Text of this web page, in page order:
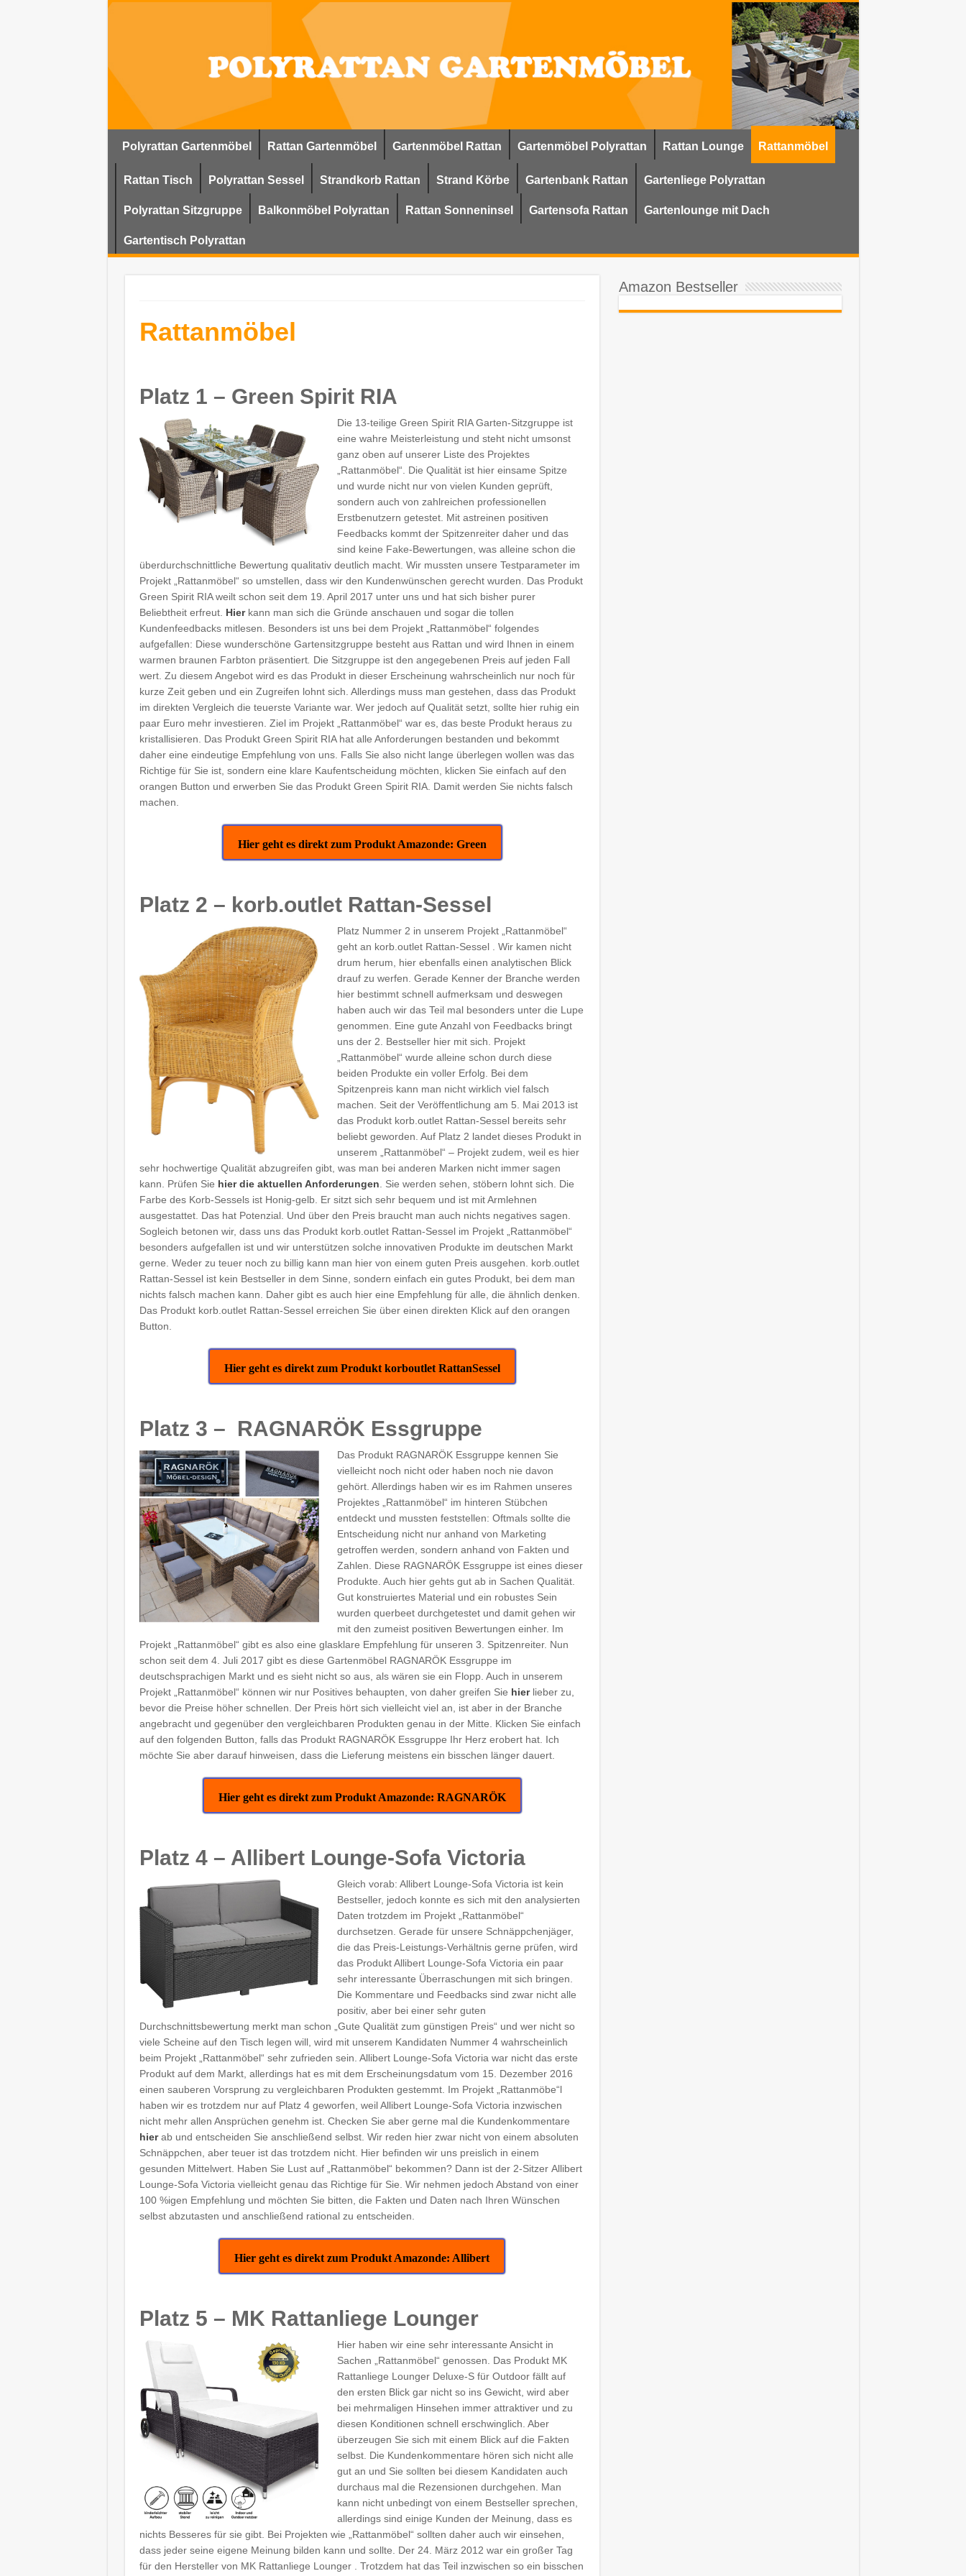
Polyrattan Gartenmöbel Rattan Gartenmöbel Gartenmöbel Rattan Gartenmöbel Polyrattan Rattan Lounge Rattanmöbel
Rattan Tisch Polyrattan Sessel Strandkorb Rattan Strand Körbe Gartenbank Rattan Gartenliege Polyrattan
Polyrattan Sitzgruppe Balkonmöbel Polyrattan Rattan Sonneninsel Gartensofa Rattan Gartenlounge mit Dach
Gartentisch Polyrattan
Rattanmöbel
Platz 1 – Green Spirit RIA
Die 13-teilige Green Spirit RIA Garten-Sitzgruppe ist
eine wahre Meisterleistung und steht nicht umsonst
ganz oben auf unserer Liste des Projektes
„Rattanmöbel“. Die Qualität ist hier einsame Spitze
und wurde nicht nur von vielen Kunden geprüft,
sondern auch von zahlreichen professionellen
Erstbenutzern getestet. Mit astreinen positiven
Feedbacks kommt der Spitzenreiter daher und das
sind keine Fake-Bewertungen, was alleine schon die
überdurchschnittliche Bewertung qualitativ deutlich macht. Wir mussten unsere Testparameter im
Projekt „Rattanmöbel“ so umstellen, dass wir den Kundenwünschen gerecht wurden. Das Produkt
Green Spirit RIA weilt schon seit dem 19. April 2017 unter uns und hat sich bisher purer
Beliebtheit erfreut. Hierkann man sich die Gründe anschauen und sogar die tollen
Kundenfeedbacks mitlesen. Besonders ist uns bei dem Projekt „Rattanmöbel“ folgendes
aufgefallen: Diese wunderschöne Gartensitzgruppe besteht aus Rattan und wird Ihnen in einem
warmen braunen Farbton präsentiert. Die Sitzgruppe ist den angegebenen Preis auf jeden Fall
wert. Zu diesem Angebot wird es das Produkt in dieser Erscheinung wahrscheinlich nur noch für
kurze Zeit geben und ein Zugreifen lohnt sich. Allerdings muss man gestehen, dass das Produkt
im direkten Vergleich die teuerste Variante war. Wer jedoch auf Qualität setzt, sollte hier ruhig ein
paar Euro mehr investieren. Ziel im Projekt „Rattanmöbel“ war es, das beste Produkt heraus zu
kristallisieren. Das Produkt Green Spirit RIA hat alle Anforderungen bestanden und bekommt
daher eine eindeutige Empfehlung von uns. Falls Sie also nicht lange überlegen wollen was das
Richtige für Sie ist, sondern eine klare Kaufentscheidung möchten, klicken Sie einfach auf den
orangen Button und erwerben Sie das Produkt Green Spirit RIA. Damit werden Sie nichts falsch
machen.
Hier geht es direkt zum Produkt Amazonde: Green
Platz 2 – korb.outlet Rattan-Sessel
Platz Nummer 2 in unserem Projekt „Rattanmöbel“
geht an korb.outlet Rattan-Sessel . Wir kamen nicht
drum herum, hier ebenfalls einen analytischen Blick
drauf zu werfen. Gerade Kenner der Branche werden
hier bestimmt schnell aufmerksam und deswegen
haben auch wir das Teil mal besonders unter die Lupe
genommen. Eine gute Anzahl von Feedbacks bringt
uns der 2. Bestseller hier mit sich. Projekt
„Rattanmöbel“ wurde alleine schon durch diese
beiden Produkte ein voller Erfolg. Bei dem
Spitzenpreis kann man nicht wirklich viel falsch
machen. Seit der Veröffentlichung am 5. Mai 2013 ist
das Produkt korb.outlet Rattan-Sessel bereits sehr
beliebt geworden. Auf Platz 2 landet dieses Produkt in
unserem „Rattanmöbel“ – Projekt zudem, weil es hier
sehr hochwertige Qualität abzugreifen gibt, was man bei anderen Marken nicht immer sagen
kann. Prüfen Sie hier die aktuellen Anforderungen . Sie werden sehen, stöbern lohnt sich. Die
Farbe des Korb-Sessels ist Honig-gelb. Er sitzt sich sehr bequem und ist mit Armlehnen
ausgestattet. Das hat Potenzial. Und über den Preis braucht man auch nichts negatives sagen.
Sogleich betonen wir, dass uns das Produkt korb.outlet Rattan-Sessel im Projekt „Rattanmöbel“
besonders aufgefallen ist und wir unterstützen solche innovativen Produkte im deutschen Markt
gerne. Weder zu teuer noch zu billig kann man hier von einem guten Preis ausgehen. korb.outlet
Rattan-Sessel ist kein Bestseller in dem Sinne, sondern einfach ein gutes Produkt, bei dem man
nichts falsch machen kann. Daher gibt es auch hier eine Empfehlung für alle, die ähnlich denken.
Das Produkt korb.outlet Rattan-Sessel erreichen Sie über einen direkten Klick auf den orangen
Button.
Hier geht es direkt zum Produkt korboutlet RattanSessel
Platz 3 – RAGNARÖK Essgruppe
Das Produkt RAGNARÖK Essgruppe kennen Sie
vielleicht noch nicht oder haben noch nie davon
gehört. Allerdings haben wir es im Rahmen unseres
Projektes „Rattanmöbel“ im hinteren Stübchen
entdeckt und mussten feststellen: Oftmals sollte die
Entscheidung nicht nur anhand von Marketing
getroffen werden, sondern anhand von Fakten und
Zahlen. Diese RAGNARÖK Essgruppe ist eines dieser
Produkte. Auch hier gehts gut ab in Sachen Qualität.
Gut konstruiertes Material und ein robustes Sein
wurden querbeet durchgetestet und damit gehen wir
mit den zumeist positiven Bewertungen einher. Im
Projekt „Rattanmöbel“ gibt es also eine glasklare Empfehlung für unseren 3. Spitzenreiter. Nun
schon seit dem 4. Juli 2017 gibt es diese Gartenmöbel RAGNARÖK Essgruppe im
deutschsprachigen Markt und es sieht nicht so aus, als wären sie ein Flopp. Auch in unserem
Projekt „Rattanmöbel“ können wir nur Positives behaupten, von daher greifen Sie hierlieber zu,
bevor die Preise höher schnellen. Der Preis hört sich vielleicht viel an, ist aber in der Branche
angebracht und gegenüber den vergleichbaren Produkten genau in der Mitte. Klicken Sie einfach
auf den folgenden Button, falls das Produkt RAGNARÖK Essgruppe Ihr Herz erobert hat. Ich
möchte Sie aber darauf hinweisen, dass die Lieferung meistens ein bisschen länger dauert.
Hier geht es direkt zum Produkt Amazonde: RAGNARÖK
Platz 4 – Allibert Lounge-Sofa Victoria
Gleich vorab: Allibert Lounge-Sofa Victoria ist kein
Bestseller, jedoch konnte es sich mit den analysierten
Daten trotzdem im Projekt „Rattanmöbel“
durchsetzen. Gerade für unsere Schnäppchenjäger,
die das Preis-Leistungs-Verhältnis gerne prüfen, wird
das Produkt Allibert Lounge-Sofa Victoria ein paar
sehr interessante Überraschungen mit sich bringen.
Die Kommentare und Feedbacks sind zwar nicht alle
positiv, aber bei einer sehr guten
Durchschnittsbewertung merkt man schon „Gute Qualität zum günstigen Preis“ und wer nicht so
viele Scheine auf den Tisch legen will, wird mit unserem Kandidaten Nummer 4 wahrscheinlich
beim Projekt „Rattanmöbel“ sehr zufrieden sein. Allibert Lounge-Sofa Victoria war nicht das erste
Produkt auf dem Markt, allerdings hat es mit dem Erscheinungsdatum vom 15. Dezember 2016
einen sauberen Vorsprung zu vergleichbaren Produkten gestemmt. Im Projekt „Rattanmöbe“l
haben wir es trotzdem nur auf Platz 4 geworfen, weil Allibert Lounge-Sofa Victoria inzwischen
nicht mehr allen Ansprüchen genehm ist. Checken Sie aber gerne mal die Kundenkommentare
hierab und entscheiden Sie anschließend selbst. Wir reden hier zwar nicht von einem absoluten
Schnäppchen, aber teuer ist das trotzdem nicht. Hier befinden wir uns preislich in einem
gesunden Mittelwert. Haben Sie Lust auf „Rattanmöbel“ bekommen? Dann ist der 2-Sitzer Allibert
Lounge-Sofa Victoria vielleicht genau das Richtige für Sie. Wir nehmen jedoch Abstand von einer
100 %igen Empfehlung und möchten Sie bitten, die Fakten und Daten nach Ihren Wünschen
selbst abzutasten und anschließend rational zu entscheiden.
Hier geht es direkt zum Produkt Amazonde: Allibert
Platz 5 – MK Rattanliege Lounger
Hier haben wir eine sehr interessante Ansicht in
Sachen „Rattanmöbel“ genossen. Das Produkt MK
Rattanliege Lounger Deluxe-S für Outdoor fällt auf
den ersten Blick gar nicht so ins Gewicht, wird aber
bei mehrmaligen Hinsehen immer attraktiver und zu
diesen Konditionen schnell erschwinglich. Aber
überzeugen Sie sich mit einem Blick auf die Fakten
selbst. Die Kundenkommentare hören sich nicht alle
gut an und Sie sollten bei diesem Kandidaten auch
durchaus mal die Rezensionen durchgehen. Man
kann nicht unbedingt von einem Bestseller sprechen,
allerdings sind einige Kunden der Meinung, dass es
nichts Besseres für sie gibt. Bei Projekten wie „Rattanmöbel“ sollten daher auch wir einsehen,
dass jeder seine eigene Meinung bilden kann und sollte. Der 24. März 2012 war ein großer Tag
für den Hersteller von MK Rattanliege Lounger . Trotzdem hat das Teil inzwischen so ein bisschen
Amazon Bestseller